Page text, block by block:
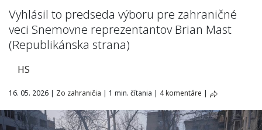
Vyhlásil to predseda výboru pre zahraničné
veci Snemovne reprezentantov Brian Mast
(Republikánska strana)
HS
16. 05. 2026 | Zo zahraničia | 1 min. čítania | 4 komentáre |